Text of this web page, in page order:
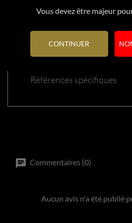
Vous devez être majeur
CONTINUER
Référence
En stock
Références spécifiques
Commentaires (0)
Aucun avis n'a été publié